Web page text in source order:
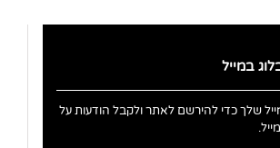
במייל
שלך כדי להירשם לאתר ולקבל הודעות על